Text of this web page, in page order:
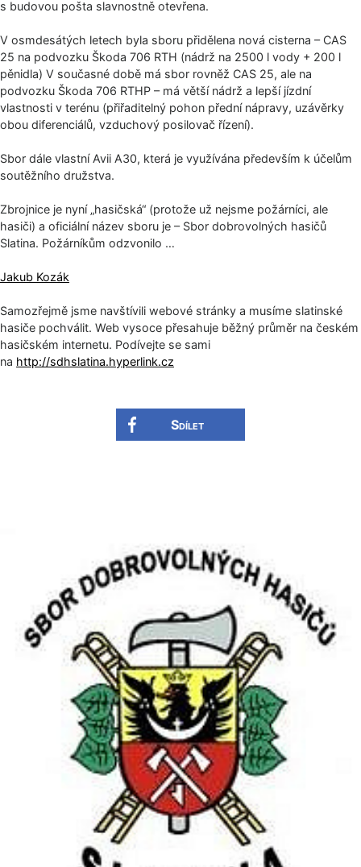
s budovou pošta slavnostně otevřena.
V osmdesátých letech byla sboru přidělena nová cisterna – CAS
25 na podvozku Škoda 706 RTH (nádrž na 2500 l vody + 200 l
pěnidla) V současné době má sbor rovněž CAS 25, ale na
podvozku Škoda 706 RTHP – má větší nádrž a lepší jízdní
vlastnosti v terénu (přiřaditelný pohon přední nápravy, uzávěrky
obou diferenciálů, vzduchový posilovač řízení).
Sbor dále vlastní Avii A30, která je využívána především k účelům
soutěžního družstva.
Zbrojnice je nyní „hasičská“ (protože už nejsme požárníci, ale
hasiči) a oficiální název sboru je – Sbor dobrovolných hasičů
Slatina. Požárníkům odzvonilo …
Jakub Kozák
Samozřejmě jsme navštívili webové stránky a musíme slatinské
hasiče pochválit. Web vysoce přesahuje běžný průměr na českém
hasičském internetu. Podívejte se sami
na http://sdhslatina.hyperlink.cz
Sdílet